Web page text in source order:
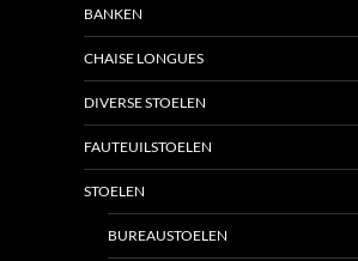
BANKEN
CHAISE LONGUES
DIVERSE STOELEN
FAUTEUILSTOELEN
STOELEN
BUREAUSTOELEN